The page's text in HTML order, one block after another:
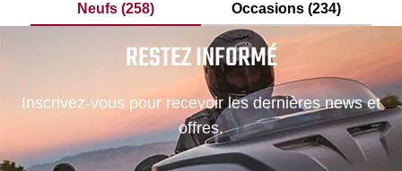
Neufs (258) Occasions (234)
RESTEZ INFORMÉ
Inscrivez-vous pour recevoir les dernières news et
offres.